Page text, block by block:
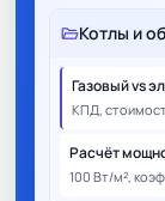
folder_openКотлы и
Газовый vs
КПД,
Расчёт
100 Вт/м²,